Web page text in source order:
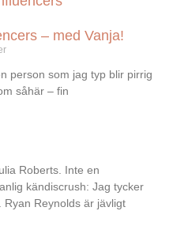
– med Vanja!
person som jag typ blir pirrig
såhär – fin
Roberts. Inte en
kändiscrush: Jag tycker
Reynolds är jävligt